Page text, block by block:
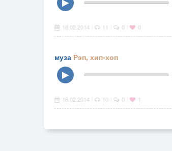
▶
18.02.2014 11 0 0
муза Рэп, хип-хоп
▶
18.02.2014 10 0 1